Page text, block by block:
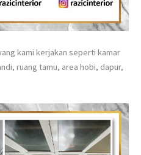
kami kerjakan seperti kamar
ruang tamu, area hobi, dapur,